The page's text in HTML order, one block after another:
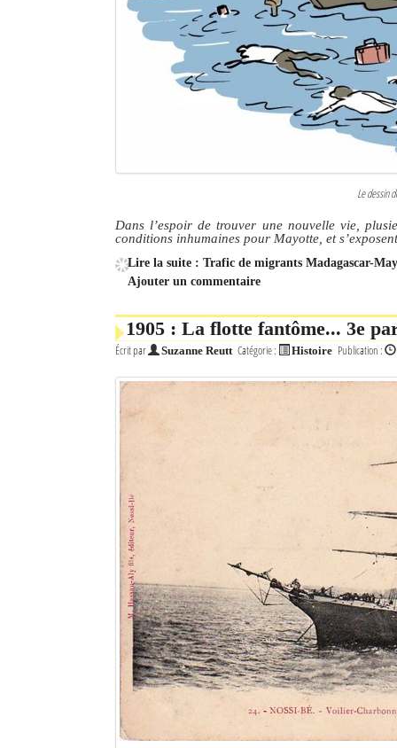
Le dessin
Dans l’espoir de trouver une nouvelle vie,
conditions inhumaines pour Mayotte, et
Lire la suite : Trafic de migrants Madagascar-
Ajouter un commentaire
1905 : La flotte fantôme... 3e
Écrit par Suzanne Reutt Catégorie : Histoire Publication :